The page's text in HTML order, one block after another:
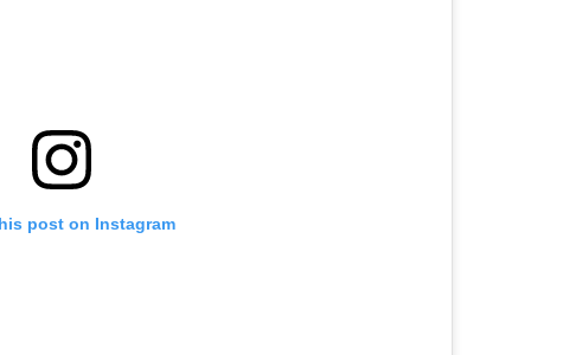
post on Instagram